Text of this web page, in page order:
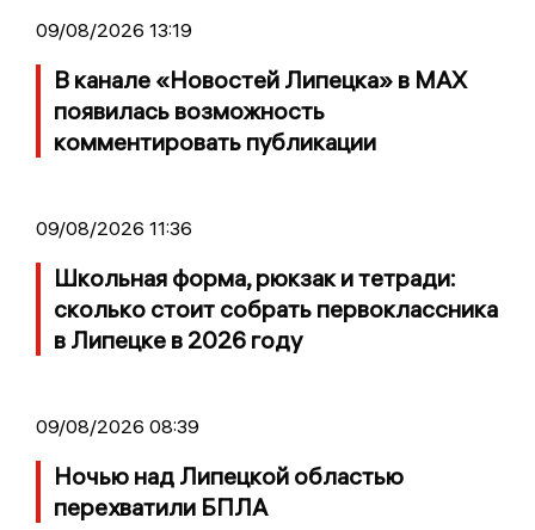
09/08/2026 13:19
В канале «Новостей Липецка» в MAX
появилась возможность
комментировать публикации
09/08/2026 11:36
Школьная форма, рюкзак и тетради:
сколько стоит собрать первоклассника
в Липецке в 2026 году
09/08/2026 08:39
Ночью над Липецкой областью
перехватили БПЛА